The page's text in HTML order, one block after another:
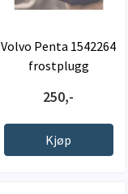
Volvo Penta 1542264
frostplugg
250,-
Kjøp